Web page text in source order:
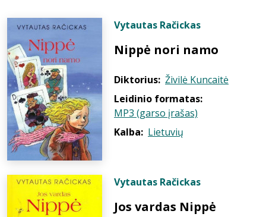
Vytautas Račickas
Nippė nori namo
Diktorius: Živilė Kuncaitė
Leidinio formatas:
MP3 (garso įrašas)
Kalba: Lietuvių
Vytautas Račickas
Jos vardas Nippė